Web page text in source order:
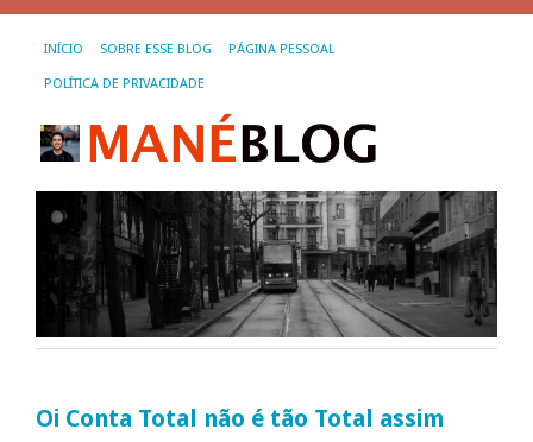
INÍCIO SOBRE ESSE BLOG PÁGINA PESSOAL
POLÍTICA DE PRIVACIDADE
Oi Conta Total não é tão Total assim